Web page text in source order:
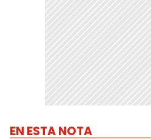
EN ESTA NOTA